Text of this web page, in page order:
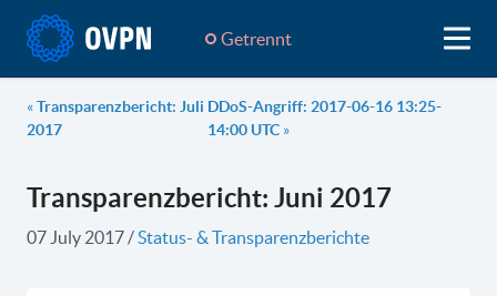
Getrennt
«Transparenzbericht: Juli
2017
DDoS-Angriff: 2017-06-16 13:25-
14:00 UTC»
Transparenzbericht: Juni 2017
07 July 2017/Status- & Transparenzberichte